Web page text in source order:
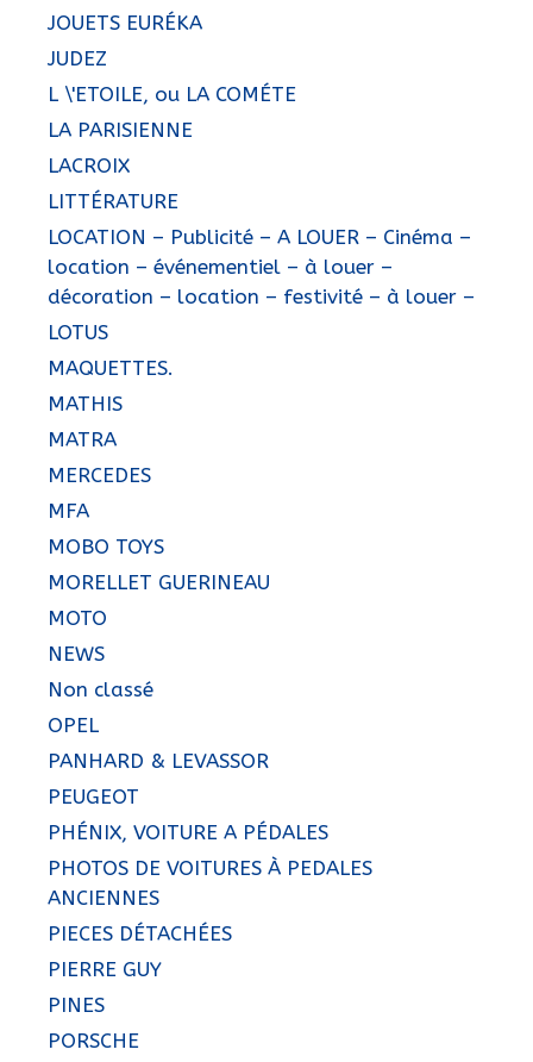
JOUETS EURÉKA
JUDEZ
L \'ETOILE, ou LA COMÉTE
LA PARISIENNE
LACROIX
LITTÉRATURE
LOCATION – Publicité – A LOUER – Cinéma –
location – événementiel – à louer –
décoration – location – festivité – à louer –
LOTUS
MAQUETTES.
MATHIS
MATRA
MERCEDES
MFA
MOBO TOYS
MORELLET GUERINEAU
MOTO
NEWS
Non classé
OPEL
PANHARD & LEVASSOR
PEUGEOT
PHÉNIX, VOITURE A PÉDALES
PHOTOS DE VOITURES À PEDALES
ANCIENNES
PIECES DÉTACHÉES
PIERRE GUY
PINES
PORSCHE